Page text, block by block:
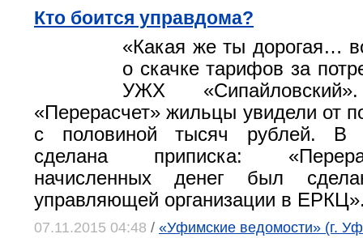
Кто боится управдома?
«Какая же ты дорогая…
о скачке тарифов за
УЖХ
«Перерасчет» жильцы увидели от
с половиной тысяч рублей. В
сделана приписка:
начисленных денег был
управляющей организации в
07.11.2015 04:48 / «Уфимские ведомости» (г.